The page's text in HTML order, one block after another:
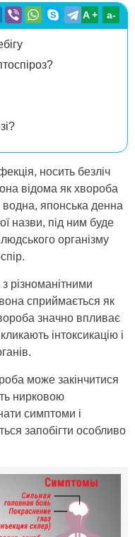
A + а-
носить безліч
відома як хвороба
японська денна
назви, під ним буде
організму
різноманітними
сприймається як
значно впливає
інтоксикацію і
може закінчитися
нирковою
симптоми і
запобігти особливо